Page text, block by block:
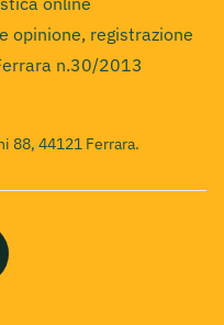
opinione, registrazione
n.30/2013
88, 44121 Ferrara.